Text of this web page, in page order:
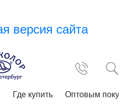
версия сайта
Где купить Оптовым